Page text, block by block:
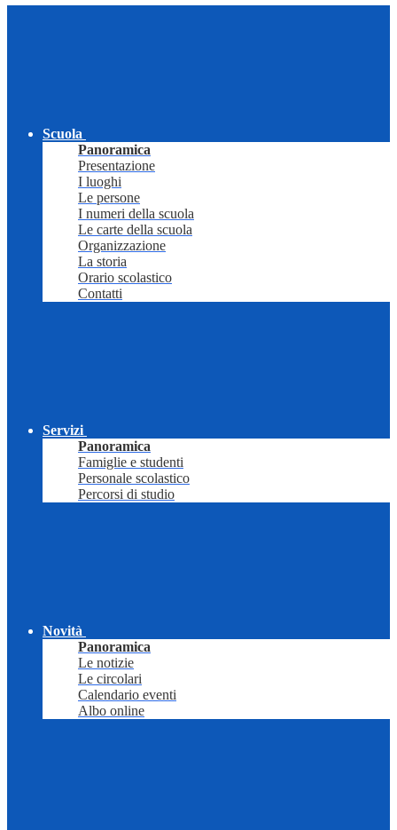
Scuola
Panoramica
Presentazione
I luoghi
Le persone
I numeri della scuola
Le carte della scuola
Organizzazione
La storia
Orario scolastico
Contatti
Servizi
Panoramica
Famiglie e studenti
Personale scolastico
Percorsi di studio
Novità
Panoramica
Le notizie
Le circolari
Calendario eventi
Albo online